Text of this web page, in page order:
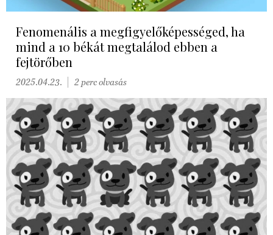
Fenomenális a megfigyelőképességed, ha
mind a 10 békát megtalálod ebben a
fejtörőben
2025.04.23. 2 perc olvasás